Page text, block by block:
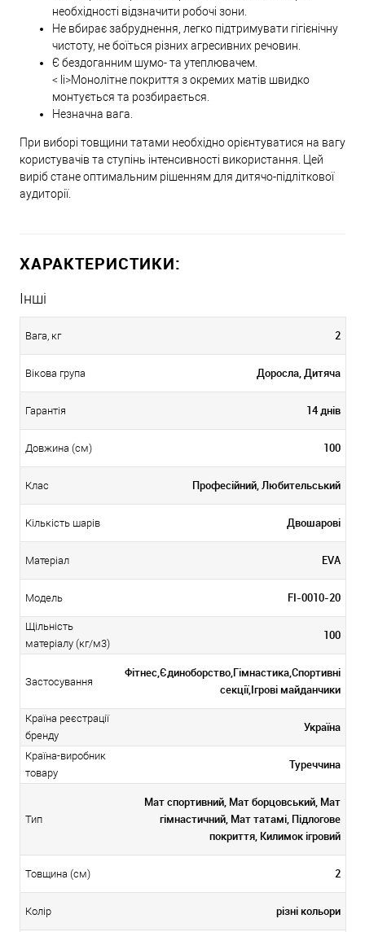
необхідності відзначити робочі зони.
Не вбирає забруднення, легко підтримувати гігієнічну
чистоту, не боїться різних агресивних речовин.
Є бездоганним шумо- та утеплювачем.
< li>Монолітне покриття з окремих матів швидко
монтується та розбирається.
Незначна вага.
При виборі товщини татами необхідно орієнтуватися на вагу
користувачів та ступінь інтенсивності використання. Цей
виріб стане оптимальним рішенням для дитячо-підліткової
аудиторії.
ХАРАКТЕРИСТИКИ:
Інші
Вага, кг 2
Вікова група Доросла, Дитяча
Гарантія 14 днів
Довжина (см) 100
Клас Професійний, Любительський
Кількість шарів Двошарові
Матеріал EVA
Модель FI-0010-20
Щільність
матеріалу (кг/м3)
100
Застосування
Фітнес,Єдиноборство,Гімнастика,Спортивні
секції,Ігрові майданчики
Країна реєстрації
бренду
Україна
Країна-виробник
товару
Туреччина
Тип
Мат спортивний, Мат борцовський, Мат
гімнастичний, Мат татамі, Підлогове
покриття, Килимок ігровий
Товщина (см) 2
Колір різні кольори